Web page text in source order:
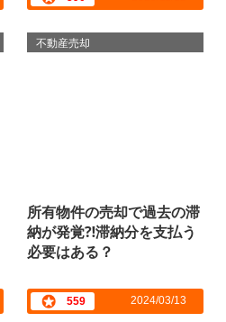
不動産売却
所有物件の売却で過去の滞
納が発覚⁈滞納分を支払う
必要はある？
559 2024/03/13